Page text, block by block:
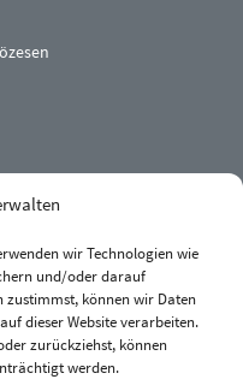
wir Technologien wie
und/oder darauf
zustimmst, können wir Daten
dieser Website verarbeiten.
zurückziehst, können
werden.